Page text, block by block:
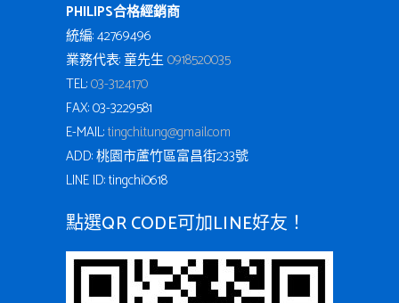
PHILIPS合格經銷商
統編: 42769496
業務代表: 童先生0918520035
TEL:03-3124170
FAX: 03-3229581
E-MAIL:tingchi.tung@gmail.com
ADD: 桃園市蘆竹區富昌街233號
LINE ID: tingchi0618
點選QR CODE可加LINE好友！